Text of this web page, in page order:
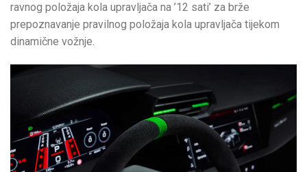
ravnog položaja kola upravljača na ’12 sati’ za brže
prepoznavanje pravilnog položaja kola upravljača tijekom
dinamične vožnje.